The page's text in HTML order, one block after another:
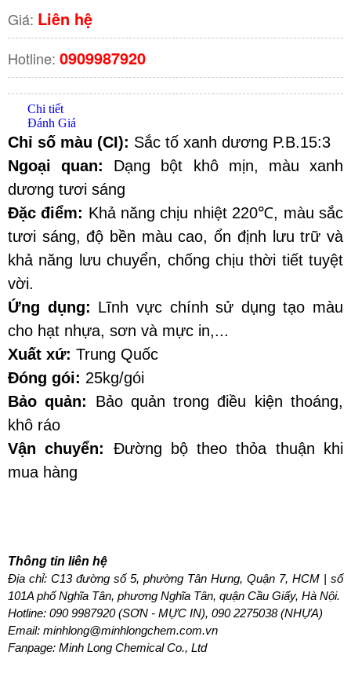
Giá: Liên hệ
Hotline: 0909987920
Chi tiết
Đánh Giá
Chỉ số màu (CI): Sắc tố xanh dương P.B.15:3
Ngoại quan: Dạng bột khô mịn, màu xanh
dương tươi sáng
Đặc điểm: Khả năng chịu nhiệt 220℃, màu sắc
tươi sáng, độ bền màu cao, ổn định lưu trữ và
khả năng lưu chuyển, chống chịu thời tiết tuyệt
vời.
Ứng dụng: Lĩnh vực chính sử dụng tạo màu
cho hạt nhựa, sơn và mực in,...
Xuất xứ: Trung Quốc
Đóng gói: 25kg/gói
Bảo quản:
Bảo quản trong điều kiện thoáng,
khô ráo
Vận chuyển:
Đường bộ theo thỏa thuận khi
mua hàng
Thông tin liên hệ
Địa chỉ: C13 đường số 5, phường Tân Hưng, Quận 7, HCM | số
101A phố Nghĩa Tân, phương Nghĩa Tân, quận Cầu Giấy, Hà Nội.
Hotline: 090 9987920 (SƠN - MỰC IN), 090 2275038 (NHỰA)
Email: minhlong@minhlongchem.com.vn
Fanpage: Minh Long Chemical Co., Ltd